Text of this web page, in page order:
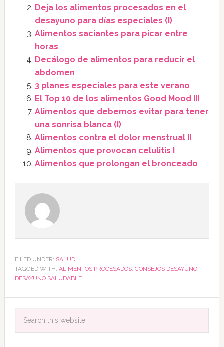
Deja los alimentos procesados en el
desayuno para días especiales (I)
Alimentos saciantes para picar entre
horas
Decálogo de alimentos para reducir el
abdomen
3 planes especiales para este verano
El Top 10 de los alimentos Good Mood III
Alimentos que debemos evitar para tener
una sonrisa blanca (I)
Alimentos contra el dolor menstrual II
Alimentos que provocan celulitis I
Alimentos que prolongan el bronceado
FILED UNDER: SALUD
TAGGED WITH: ALIMENTOS PROCESADOS, CONSEJOS DESAYUNO,
DESAYUNO SALUDABLE